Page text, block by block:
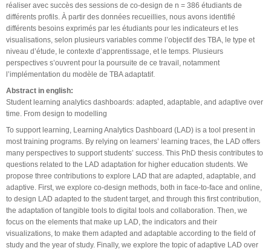
réaliser avec succès des sessions de co-design de n = 386 étudiants de
différents profils. À partir des données recueillies, nous avons identifié
différents besoins exprimés par les étudiants pour les indicateurs et les
visualisations, selon plusieurs variables comme l’objectif des TBA, le type et
niveau d’étude, le contexte d’apprentissage, et le temps. Plusieurs
perspectives s’ouvrent pour la poursuite de ce travail, notamment
l’implémentation du modèle de TBA adaptatif.
Abstract in english:
Student learning analytics dashboards: adapted, adaptable, and adaptive over
time. From design to modelling
To support learning, Learning Analytics Dashboard (LAD) is a tool present in
most training programs. By relying on learners’ learning traces, the LAD offers
many perspectives to support students’ success. This PhD thesis contributes to
questions related to the LAD adaptation for higher education students. We
propose three contributions to explore LAD that are adapted, adaptable, and
adaptive. First, we explore co-design methods, both in face-to-face and online,
to design LAD adapted to the student target, and through this first contribution,
the adaptation of tangible tools to digital tools and collaboration. Then, we
focus on the elements that make up LAD, the indicators and their
visualizations, to make them adapted and adaptable according to the field of
study and the year of study. Finally, we explore the topic of adaptive LAD over